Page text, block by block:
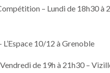
– Lundi de 18h30 à
10/12 à Grenoble
de 19h à 21h30 –